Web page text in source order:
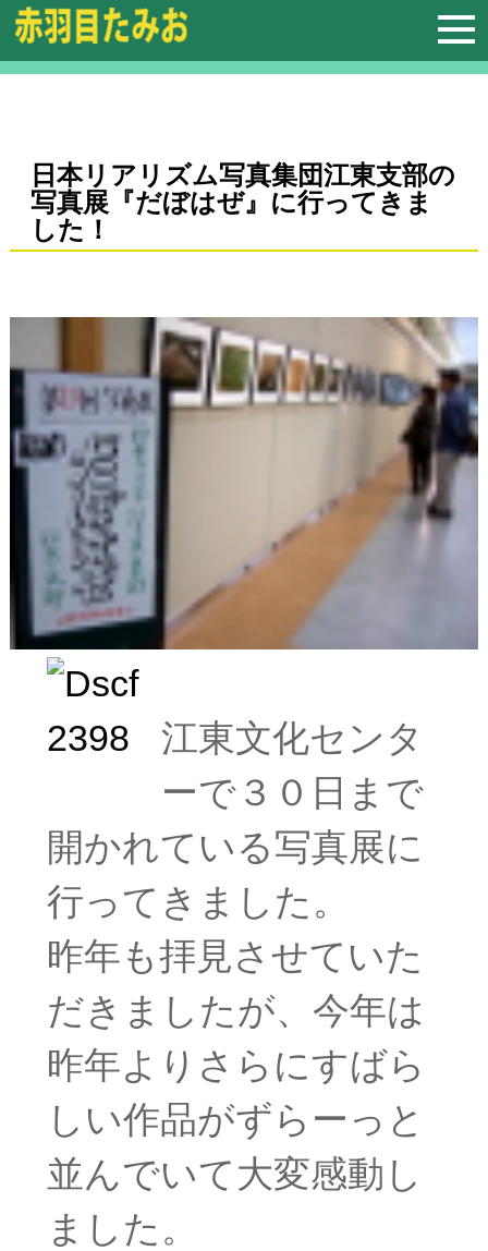
日本リアリズム写真集団江東支部の
写真展『だぼはぜ』に行ってきま
した！
江東文化センタ
ーで３０日まで
開かれている写真展に
行ってきました。
昨年も拝見させていた
だきましたが、今年は
昨年よりさらにすばら
しい作品がずらーっと
並んでいて大変感動し
ました。